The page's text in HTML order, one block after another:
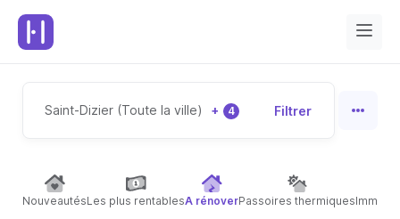
Saint-Dizier (Toute la ville) + 4 Filtrer
NouveautésLes plus rentablesA rénoverPassoires thermiques